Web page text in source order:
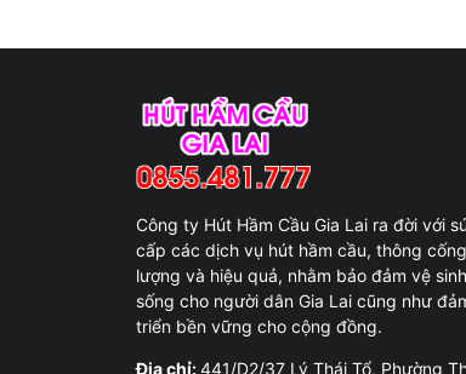
Công ty Hút Hầm Cầu Gia Lai ra đời với
cấp các dịch vụ hút hầm cầu, thông
lượng và hiệu quả, nhằm bảo đảm vệ
sống cho người dân Gia Lai cũng như
triển bền vững cho cộng đồng.
Địa chỉ:441/D2/37 Lý Thái Tổ, Phường